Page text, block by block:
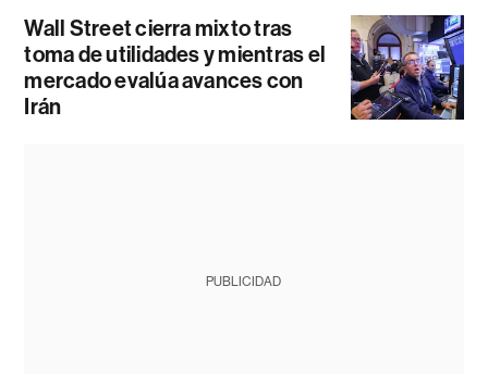
Wall Street cierra mixto tras
toma de utilidades y mientras el
mercado evalúa avances con
Irán
PUBLICIDAD